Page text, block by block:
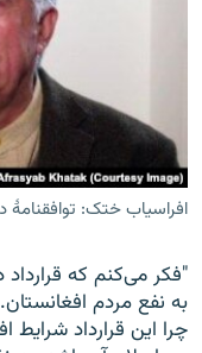
افراسیاب ختک: توافقنامۀ
"فکر می‌کنم که قرارداد
به نفع مردم
چرا این قرارداد شرایط